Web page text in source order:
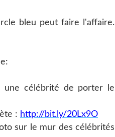
bleu peut faire l'affaire.
célébrité de porter le
: http://bit.ly/20Lx9O
sur le mur des célébrités